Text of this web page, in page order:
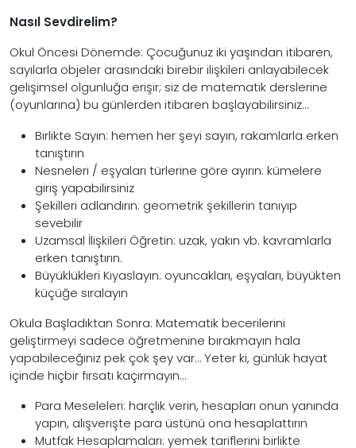
Nasıl Sevdirelim?
Okul Öncesi Dönemde: Çocuğunuz iki yaşından itibaren,
sayılarla objeler arasındaki birebir ilişkileri anlayabilecek
gelişimsel olgunluğa erişir; siz de matematik derslerine
(oyunlarına) bu günlerden itibaren başlayabilirsiniz…
Birlikte Sayın: hemen her şeyi sayın, rakamlarla erken
tanıştırın
Nesneleri / eşyaları türlerine göre ayırın: kümelere
giriş yapabilirsiniz
Şekilleri adlandırın: geometrik şekillerin tanıyıp
sevebilir
Uzamsal İlişkileri Öğretin: uzak, yakın vb. kavramlarla
erken tanıştırın.
Büyüklükleri Kıyaslayın: oyuncakları, eşyaları, büyükten
küçüğe sıralayın
Okula Başladıktan Sonra: Matematik becerilerini
geliştirmeyi sadece öğretmenine bırakmayın hala
yapabileceğiniz pek çok şey var… Yeter ki, günlük hayat
içinde hiçbir fırsatı kaçırmayın…
Para Meseleleri: harçlık verin, hesapları onun yanında
yapın, alışverişte para üstünü ona hesaplattırın
Mutfak Hesaplamaları: yemek tariflerini birlikte